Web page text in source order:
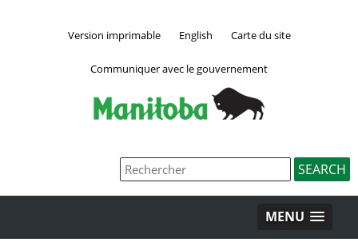
Version imprimable English Carte du site
Communiquer avec le gouvernement
MENU